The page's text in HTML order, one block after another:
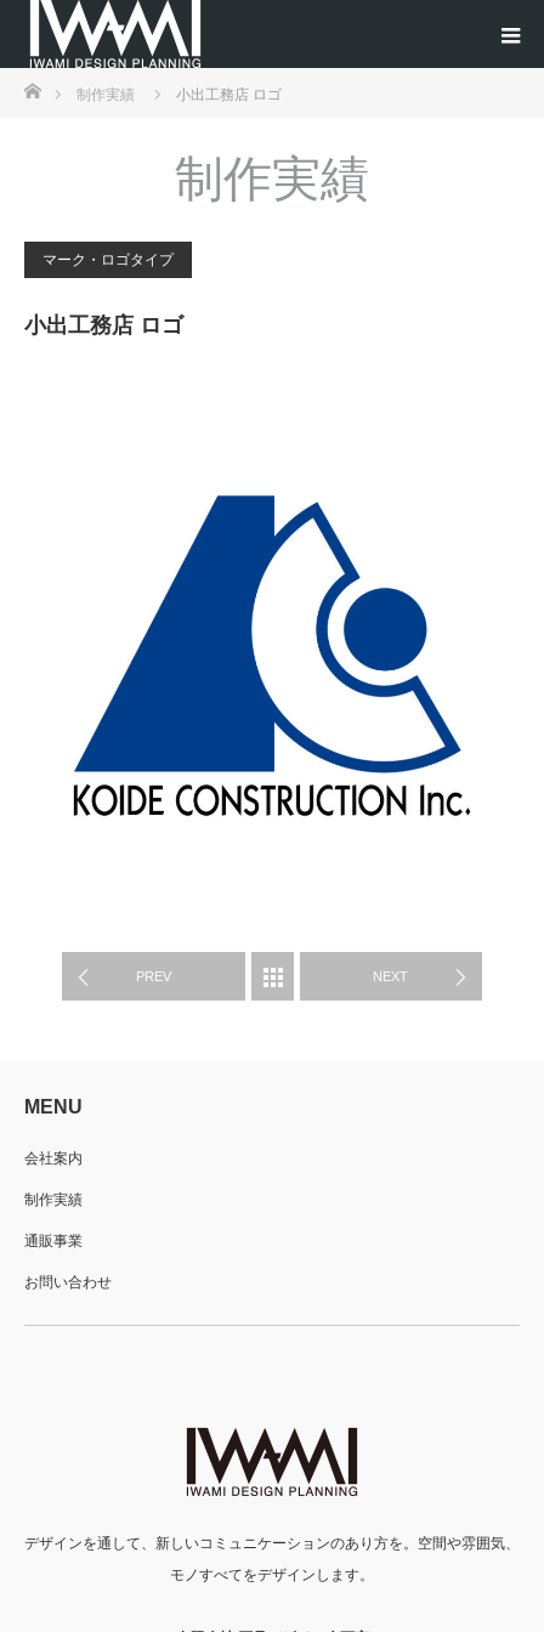
ホーム制作実績 小出工務店 ロゴ
制作実績
マーク・ロゴタイプ
小出工務店 ロゴ
PREV
制作実績 NEXT
MENU
会社案内
制作実績
通販事業
お問い合わせ
デザインを通して、新しいコミュニケーションのあり方を。空間や雰囲気、
モノすべてをデザインします。